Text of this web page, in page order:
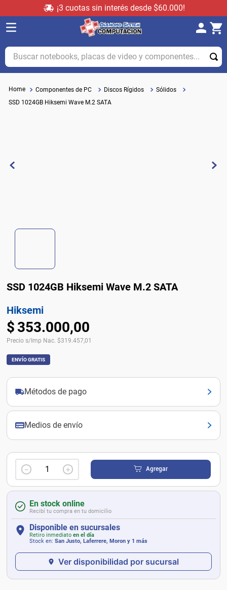
¡3 cuotas sin interés desde $60.000!
Buscar notebooks, placas de video y componentes...
Componentes de PC Discos Rígidos
Sólidos
SSD 1024GB Hiksemi Wave M.2 SATA
SSD 1024GB Hiksemi Wave M.2 SATA
Hiksemi
$ 353.000,00
Precio s/Imp Nac. $319.457,01
ENVÍO GRATIS
Métodos de pago
Medios de envío
＋
－ Agregar
En stock online
Recibí tu compra en tu domicilio
Disponible en sucursales
Retiro inmediato en el día
Stock en: San Justo, Laferrere, Moron y 1 más
Ver disponibilidad por sucursal